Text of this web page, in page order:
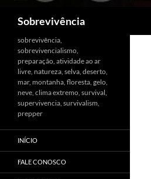
Sobrevivência
sobrevivência,
sobrevivencialismo,
preparação, atividade ao ar
livre, natureza, selva, deserto,
mar, montanha, floresta, gelo,
neve, clima extremo, survival,
supervivencia, survivalism,
prepper
INÍCIO
FALE CONOSCO